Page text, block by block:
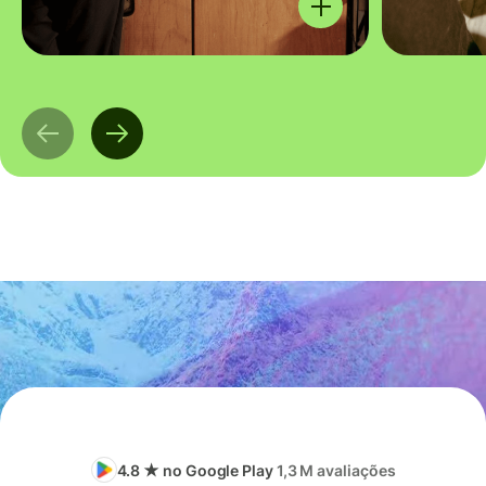
4.8 ★ no Google Play1,3 M avaliações